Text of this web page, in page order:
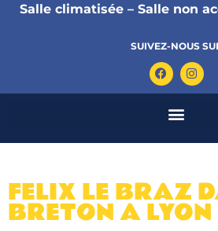
Salle climatisée – Salle non
SUIVEZ-NOUS
FELIX LE BRAZ
BRETON A